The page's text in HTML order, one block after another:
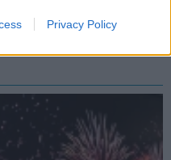
Privacy Policy